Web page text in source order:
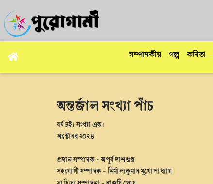
সম্পাদকীয় গল্প কবিতা
অন্তর্জাল সংখ্যা পাঁচ
বর্ষ দুই। সংখ্যা এক।
অক্টোবর ২০২৪
প্রধান সম্পাদক - অপূর্ব দাশগুপ্ত
সহযোগী সম্পাদক - নির্মাল্যকুমার মুখোপাধ্যায়